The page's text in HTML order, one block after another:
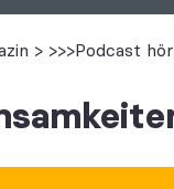
> >>>Podcast